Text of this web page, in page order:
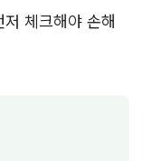
체크해야 손해